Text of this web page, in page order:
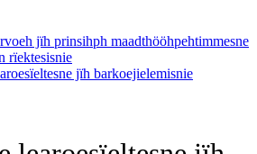
jïh prinsihph maadthööhpehtimmesne
rïektesisnie
jïh barkoejielemisnie